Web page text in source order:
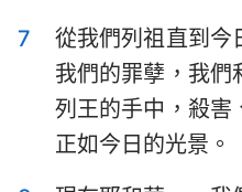
7
從我們列祖直到今
我們的罪孽，我們
列王的手中，殺害
正如今日的光景。